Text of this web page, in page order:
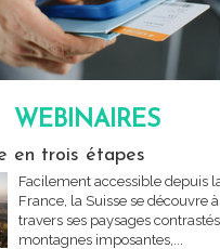
WEBINAIRES
en trois étapes
Facilement accessible depuis
France, la Suisse se découvre à
travers ses paysages contrastés,
montagnes imposantes,...